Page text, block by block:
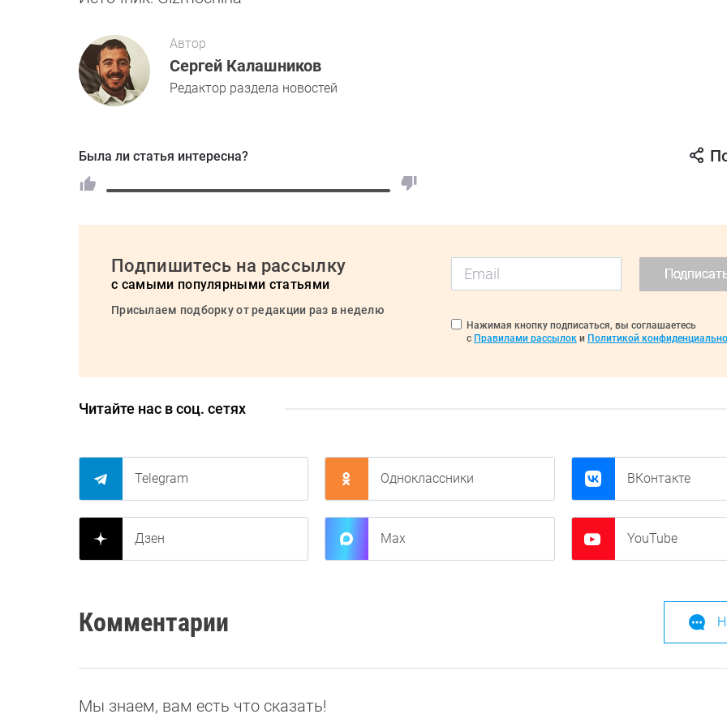
Автор
Сергей Калашников
Редактор раздела новостей
Была ли статья интересна?
Подпишитесь на рассылку
с самыми популярными статьями
Присылаем подборку от редакции раз в неделю
Нажимая кнопку подписаться, вы соглашаетесь
с Правилами рассылок и Политикой
Читайте нас в соц. сетях
Telegram Одноклассники ВКонтакте
Дзен Max YouTube
Комментарии
Мы знаем, вам есть что сказать!